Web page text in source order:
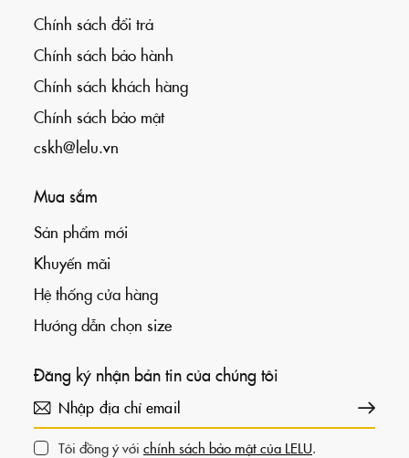
Chính sách đổi trả
Chính sách bảo hành
Chính sách khách hàng
Chính sách bảo mật
cskh@lelu.vn
Mua sắm
Sản phẩm mới
Khuyến mãi
Hệ thống cửa hàng
Hướng dẫn chọn size
Đăng ký nhận bản tin của chúng tôi
Đăng ký
Tôi đồng ý với chính sách bảo mật của LELU.